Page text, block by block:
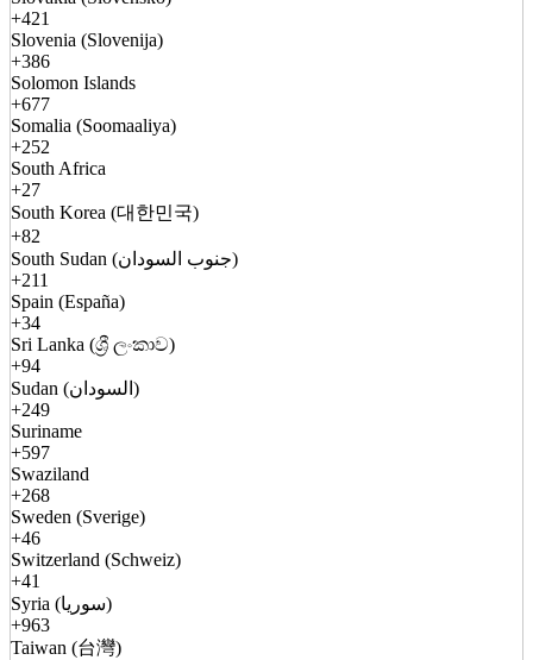
+421
Slovenia (Slovenija)
+386
Solomon Islands
+677
Somalia (Soomaaliya)
+252
South Africa
+27
South Korea (대한민국)
+82
South Sudan (جنوب السودان)
+211
Spain (España)
+34
Sri Lanka (ශ්‍රී ලංකාව)
+94
Sudan (السودان)
+249
Suriname
+597
Swaziland
+268
Sweden (Sverige)
+46
Switzerland (Schweiz)
+41
Syria (سوريا)
+963
Taiwan (台灣)